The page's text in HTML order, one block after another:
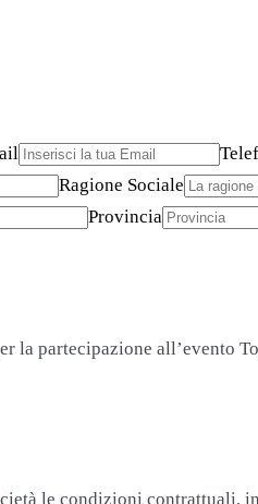
Ragione Sociale
Provincia
la partecipazione all’evento
le condizioni